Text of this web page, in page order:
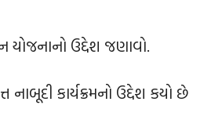
યોજનાનો ઉદ્દેશ જણાવો.
નાબૂદી કાર્યક્રમનો ઉદ્દેશ કયો છે